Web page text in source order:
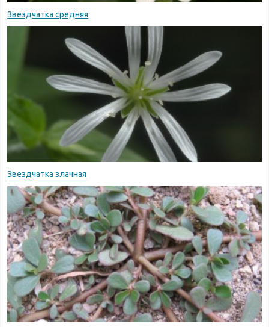
Звездчатка средняя
Звездчатка злачная